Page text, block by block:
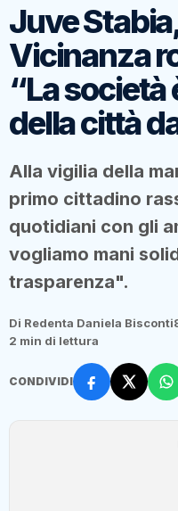
Juve
Vicinanza
“La
della città
Alla vigilia della
primo cittadino
quotidiani con gli
vogliamo mani
trasparenza".
Di Redenta Daniela Bisconti
2 min di lettura
CONDIVIDI